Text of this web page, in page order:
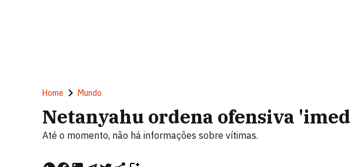
Home Mundo
Netanyahu ordena ofensiva
Até o momento, não há informações sobre vítimas.